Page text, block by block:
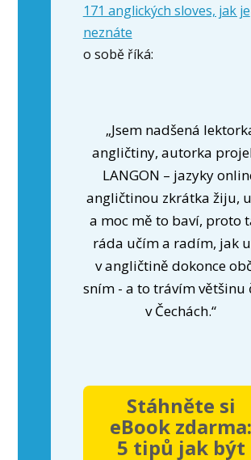
171 anglických sloves, jak je
neznáte
o sobě říká:
„Jsem nadšená
angličtiny, autorka
LANGON – jazyky
angličtinou zkrátka žiju,
a moc mě to baví, proto
ráda učím a radím, jak
v angličtině dokonce
sním - a to trávím většinu
v Čechách.“
Stáhněte si
eBook zdarma:
5 tipů jak být